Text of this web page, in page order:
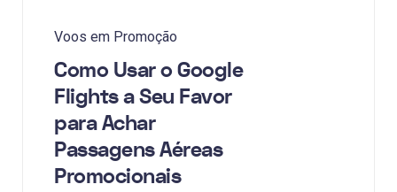
Voos em Promoção
Como Usar o Google
Flights a Seu Favor
para Achar
Passagens Aéreas
Promocionais